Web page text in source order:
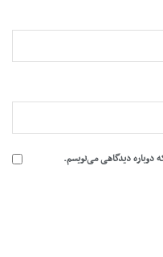
دوباره دیدگاهی می‌نویسم.